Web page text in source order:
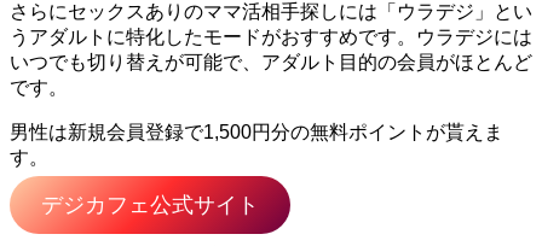
さらにセックスありのママ活相手探しには「ウラデジ」とい
うアダルトに特化したモードがおすすめです。ウラデジには
いつでも切り替えが可能で、アダルト目的の会員がほとんど
です。
男性は新規会員登録で1,500円分の無料ポイントが貰えま
す。
デジカフェ公式サイト